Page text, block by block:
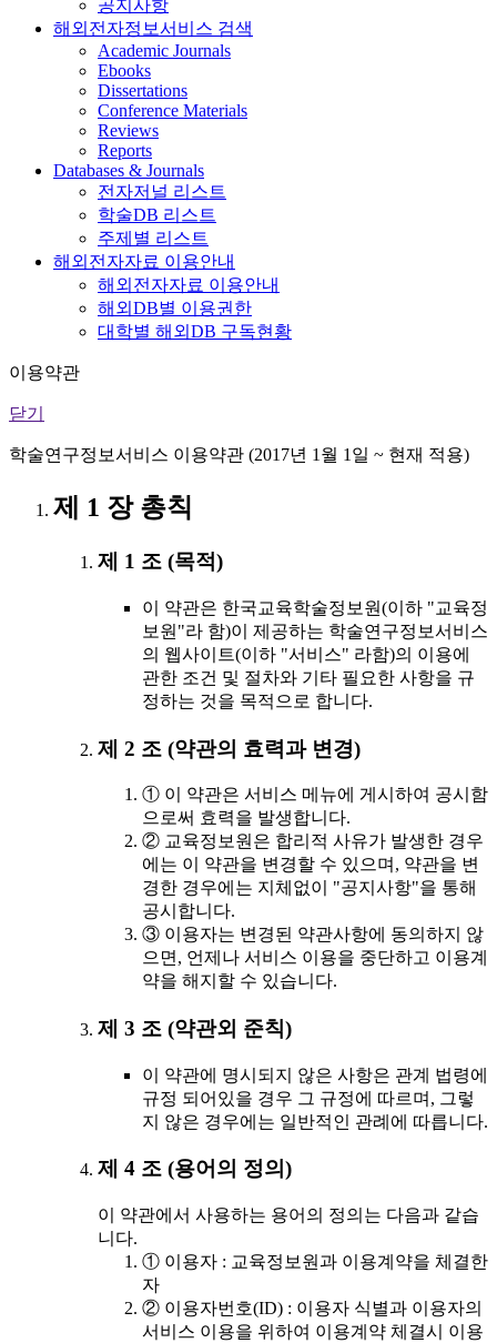
공지사항
해외전자정보서비스 검색
Academic Journals
Ebooks
Dissertations
Conference Materials
Reviews
Reports
Databases & Journals
전자저널 리스트
학술DB 리스트
주제별 리스트
해외전자자료 이용안내
해외전자자료 이용안내
해외DB별 이용권한
대학별 해외DB 구독현황
이용약관
닫기
학술연구정보서비스 이용약관 (2017년 1월 1일 ~ 현재 적용)
제 1 장 총칙
제 1 조 (목적)
이 약관은 한국교육학술정보원(이하 "교육정
보원"라 함)이 제공하는 학술연구정보서비스
의 웹사이트(이하 "서비스" 라함)의 이용에
관한 조건 및 절차와 기타 필요한 사항을 규
정하는 것을 목적으로 합니다.
제 2 조 (약관의 효력과 변경)
① 이 약관은 서비스 메뉴에 게시하여 공시함
으로써 효력을 발생합니다.
② 교육정보원은 합리적 사유가 발생한 경우
에는 이 약관을 변경할 수 있으며, 약관을 변
경한 경우에는 지체없이 "공지사항"을 통해
공시합니다.
③ 이용자는 변경된 약관사항에 동의하지 않
으면, 언제나 서비스 이용을 중단하고 이용계
약을 해지할 수 있습니다.
제 3 조 (약관외 준칙)
이 약관에 명시되지 않은 사항은 관계 법령에
규정 되어있을 경우 그 규정에 따르며, 그렇
지 않은 경우에는 일반적인 관례에 따릅니다.
제 4 조 (용어의 정의)
이 약관에서 사용하는 용어의 정의는 다음과 같습
니다.
① 이용자 : 교육정보원과 이용계약을 체결한
자
② 이용자번호(ID) : 이용자 식별과 이용자의
서비스 이용을 위하여 이용계약 체결시 이용